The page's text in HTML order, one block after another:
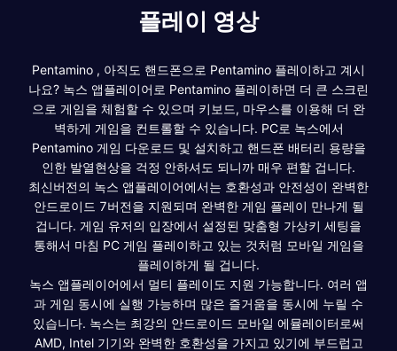
플레이 영상
Pentamino , 아직도 핸드폰으로 Pentamino 플레이하고 계시
나요? 녹스 앱플레이어로 Pentamino 플레이하면 더 큰 스크린
으로 게임을 체험할 수 있으며 키보드, 마우스를 이용해 더 완
벽하게 게임을 컨트롤할 수 있습니다. PC로 녹스에서
Pentamino 게임 다운로드 및 설치하고 핸드폰 배터리 용량을
인한 발열현상을 걱정 안하셔도 되니까 매우 편할 겁니다.
최신버전의 녹스 앱플레이어에서는 호환성과 안전성이 완벽한
안드로이드 7버전을 지원되며 완벽한 게임 플레이 만나게 될
겁니다. 게임 유저의 입장에서 설정된 맞춤형 가상키 세팅을
통해서 마침 PC 게임 플레이하고 있는 것처럼 모바일 게임을
플레이하게 될 겁니다.
녹스 앱플레이어에서 멀티 플레이도 지원 가능합니다. 여러 앱
과 게임 동시에 실행 가능하며 많은 즐거움을 동시에 누릴 수
있습니다. 녹스는 최강의 안드로이드 모바일 에뮬레이터로써
AMD, Intel 기기와 완벽한 호환성을 가지고 있기에 부드럽고